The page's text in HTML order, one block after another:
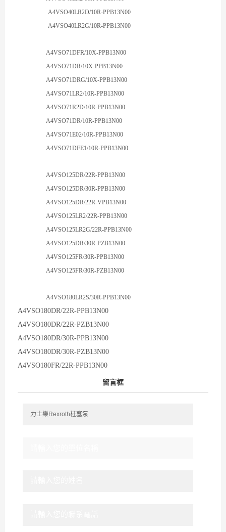
A4VSO40LR2D/10R-PPB13N00
A4VSO40LR2G/10R-PPB13N00
A4VSO71DFR/10X-PPB13N00
A4VSO71DR/10X-PPB13N00
A4VSO71DRG/10X-PPB13N00
A4VSO71LR2/10R-PPB13N00
A4VSO71R2D/10R-PPB13N00
A4VSO71DR/10R-PPB13N00
A4VSO71E02/10R-PPB13N00
A4VSO71DFE1/10R-PPB13N00
A4VSO125DR/22R-PPB13N00
A4VSO125DR/30R-PPB13N00
A4VSO125DR/22R-VPB13N00
A4VSO125LR2/22R-PPB13N00
A4VSO125LR2G/22R-PPB13N00
A4VSO125DR/30R-PZB13N00
A4VSO125FR/30R-PPB13N00
A4VSO125FR/30R-PZB13N00
A4VSO180LR2S/30R-PPB13N00
A4VSO180DR/22R-PPB13N00
A4VSO180DR/22R-PZB13N00
A4VSO180DR/30R-PPB13N00
A4VSO180DR/30R-PZB13N00
A4VSO180FR/22R-PPB13N00
留言框